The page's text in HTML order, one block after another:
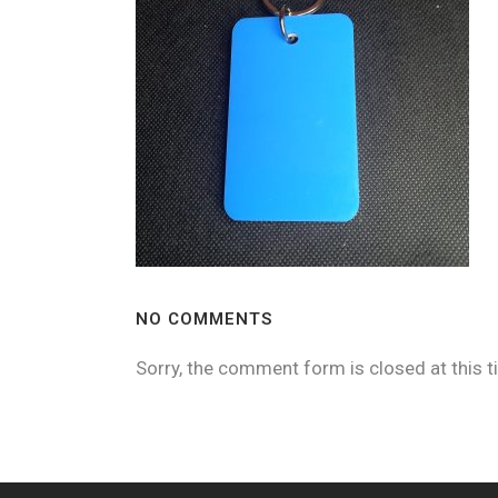
NO COMMENTS
Sorry, the comment form is closed at this